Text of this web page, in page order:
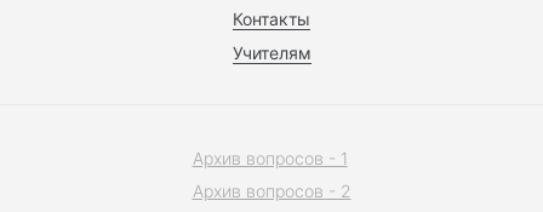
Контакты
Учителям
Архив вопросов - 1
Архив вопросов - 2